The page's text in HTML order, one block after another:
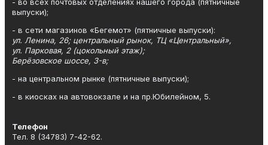
выпуски);
- в сети магазинов «Бегемот» (пятничные выпуски):
ул. Ленина, 26; центральный рынок, ТЦ «Центральный»,
ул. Парковая, 2 (цокольный этаж);
Берёзовское шоссе, 3-в;
- на центральном рынке (пятничные выпуски);
- в киосках на автовокзале и на пр.Юбилейном, 5.
Телефон
Тел. 8 (34783) 7-42-62.